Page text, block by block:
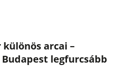
arcai –
legfurcsább